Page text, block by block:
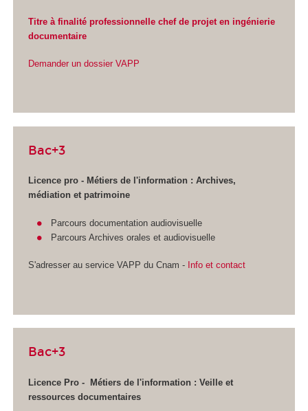
Titre à finalité professionnelle chef de projet en ingénierie
documentaire
Demander un dossier VAPP
Bac+3
Licence pro - Métiers de l'information : Archives,
médiation et patrimoine
Parcours documentation audiovisuelle
Parcours Archives orales et audiovisuelle
S'adresser au service VAPP du Cnam - Info et contact
Bac+3
Licence Pro - Métiers de l'information :Veille et
ressources documentaires